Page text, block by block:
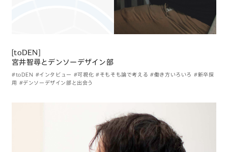
[toDEN]
宮井智尋とデンソーデザイン部
#toDEN #インタビュー #可視化 #そもそも論で考える #働き方いろいろ #新卒採
用 #デンソーデザイン部と出会う